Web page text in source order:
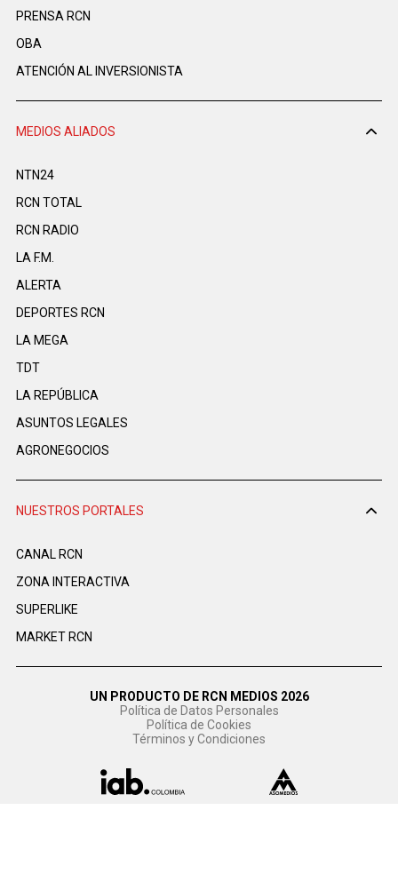
PRENSA RCN
OBA
ATENCIÓN AL INVERSIONISTA
MEDIOS ALIADOS
NTN24
RCN TOTAL
RCN RADIO
LA F.M.
ALERTA
DEPORTES RCN
LA MEGA
TDT
LA REPÚBLICA
ASUNTOS LEGALES
AGRONEGOCIOS
NUESTROS PORTALES
CANAL RCN
ZONA INTERACTIVA
SUPERLIKE
MARKET RCN
UN PRODUCTO DE RCN MEDIOS 2026
Política de Datos Personales
Política de Cookies
Términos y Condiciones